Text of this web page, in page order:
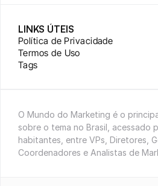
LINKS ÚTEIS
Política de Privacidade
Termos de Uso
Tags
O Mundo do Marketing é o
sobre o tema no Brasil, acessado
habitantes, entre VPs, Diretores,
Coordenadores e Analistas de